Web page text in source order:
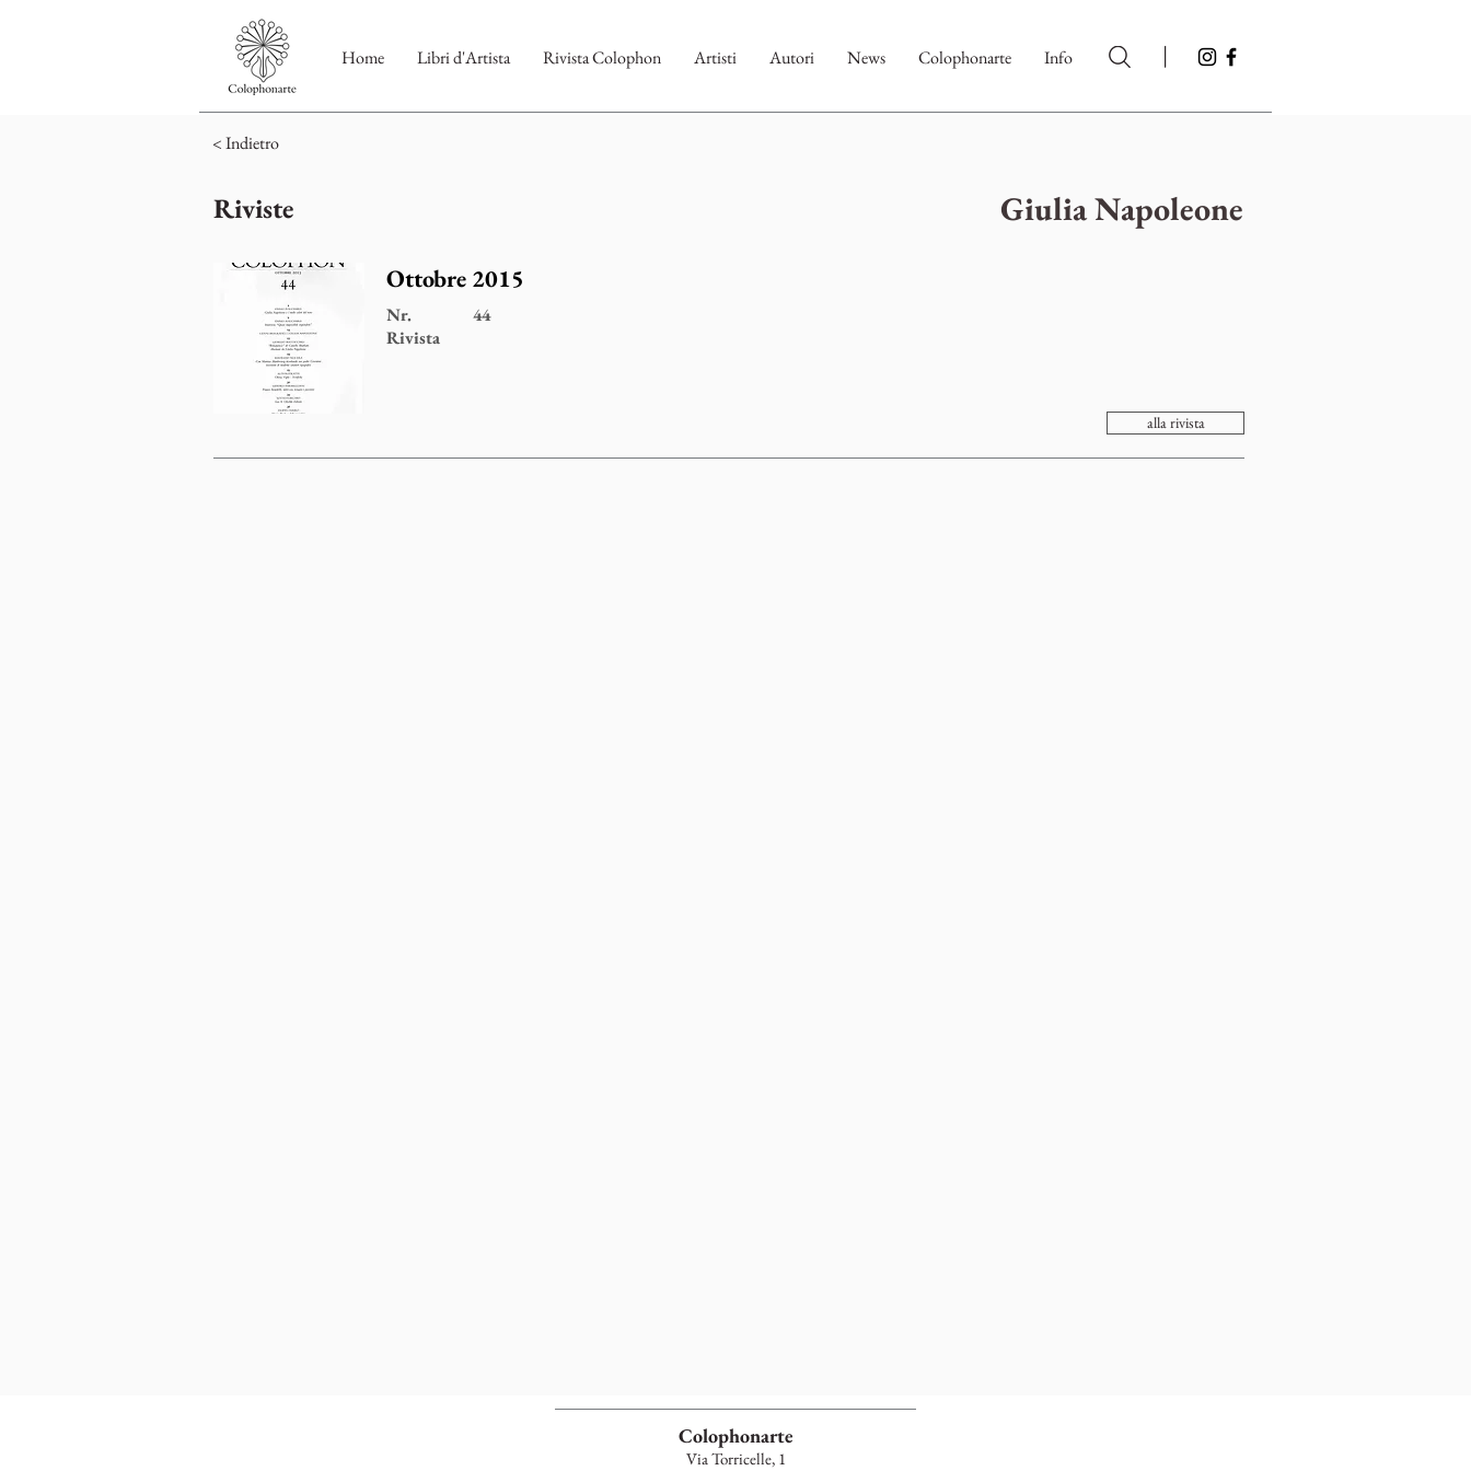
Home Libri d'Artista Rivista Colophon Artisti Autori News Colophonarte Info |
< Indietro
Giulia Napoleone
Riviste
Ottobre 2015
Nr.
Rivista
44
alla rivista
Colophonarte
Via Torricelle, 1